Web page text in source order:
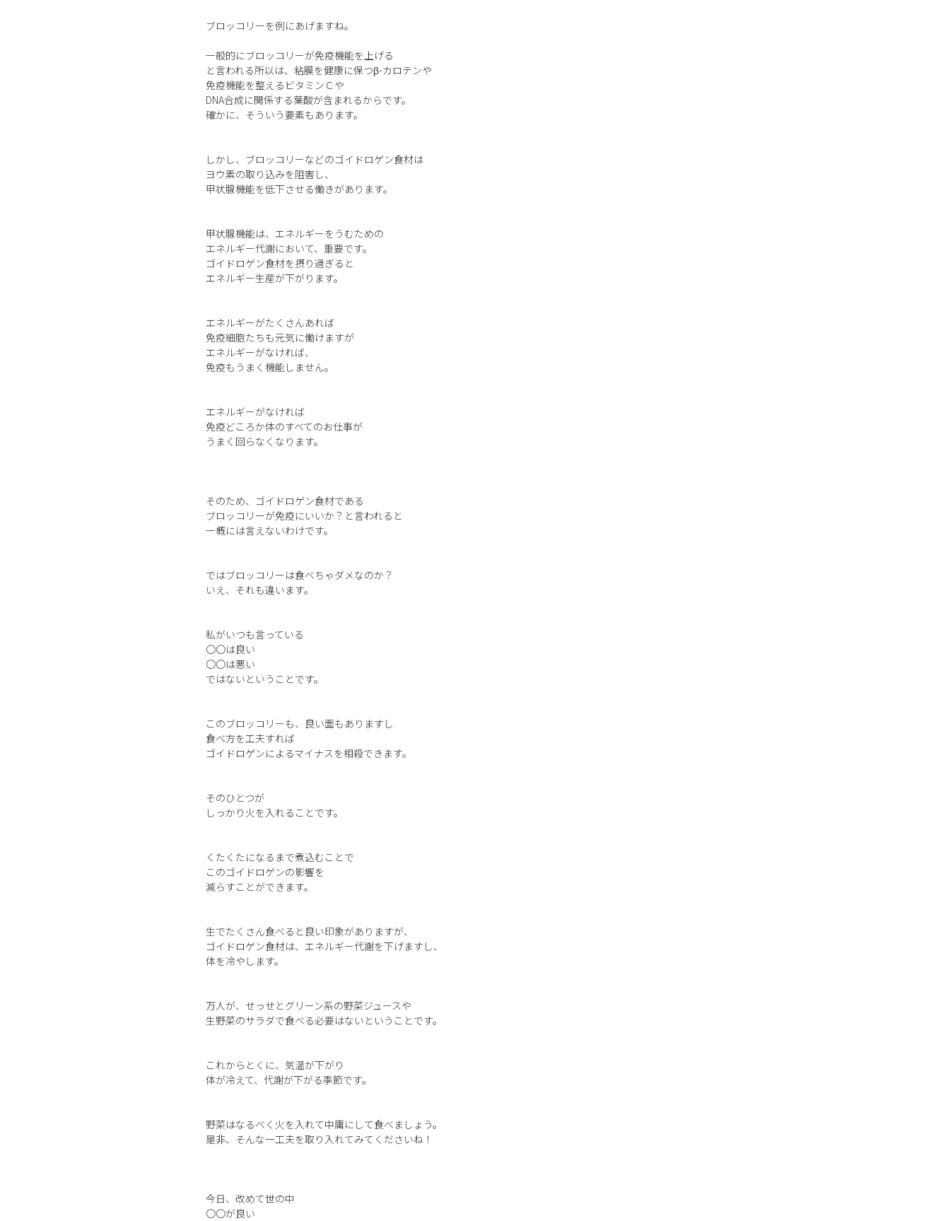
ブロッコリーを例にあげますね。
一般的にブロッコリーが免疫機能を上げる
と言われる所以は、粘膜を健康に保つβ-カロテンや
免疫機能を整えるビタミンＣや
DNA合成に関係する葉酸が含まれるからです。
確かに、そういう要素もあります。
しかし、ブロッコリーなどのゴイドロゲン食材は
ヨウ素の取り込みを阻害し、
甲状腺機能を低下させる働きがあります。
甲状腺機能は、エネルギーをうむための
エネルギー代謝において、重要です。
ゴイドロゲン食材を摂り過ぎると
エネルギー生産が下がります。
エネルギーがたくさんあれば
免疫細胞たちも元気に働けますが
エネルギーがなければ、
免疫もうまく機能しません。
エネルギーがなければ
免疫どころか体のすべてのお仕事が
うまく回らなくなります。
そのため、ゴイドロゲン食材である
ブロッコリーが免疫にいいか？と言われると
一概には言えないわけです。
ではブロッコリーは食べちゃダメなのか？
いえ、それも違います。
私がいつも言っている
〇〇は良い
〇〇は悪い
ではないということです。
このブロッコリーも、良い面もありますし
食べ方を工夫すれば
ゴイドロゲンによるマイナスを相殺できます。
そのひとつが
しっかり火を入れることです。
くたくたになるまで煮込むことで
このゴイドロゲンの影響を
減らすことができます。
生でたくさん食べると良い印象がありますが、
ゴイドロゲン食材は、エネルギー代謝を下げますし、
体を冷やします。
万人が、せっせとグリーン系の野菜ジュースや
生野菜のサラダで食べる必要はないということです。
これからとくに、気温が下がり
体が冷えて、代謝が下がる季節です。
野菜はなるべく火を入れて中庸にして食べましょう。
是非、そんな一工夫を取り入れてみてくださいね！
今日、改めて世の中
〇〇が良い